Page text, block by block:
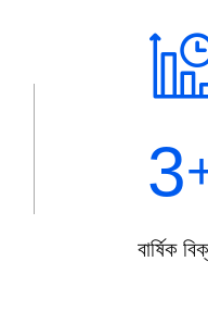
3
বার্ষিক